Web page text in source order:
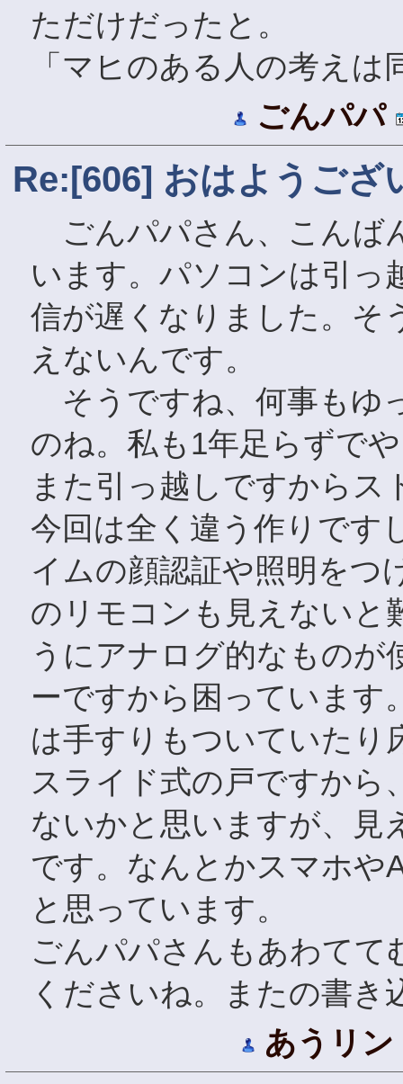
ただけだったと。
「マヒのある人の考えは
ごんパパ
Re:[606] おはようござ
ごんパパさん、こんば
います。パソコンは引っ
信が遅くなりました。そ
えないんです。
そうですね、何事もゆ
のね。私も1年足らずで
また引っ越しですからス
今回は全く違う作りです
イムの顔認証や照明をつ
のリモコンも見えないと
うにアナログ的なものが
ーですから困っています
は手すりもついていたり
スライド式の戸ですから
ないかと思いますが、見
です。なんとかスマホや
と思っています。
ごんパパさんもあわて
くださいね。またの書
あうリン